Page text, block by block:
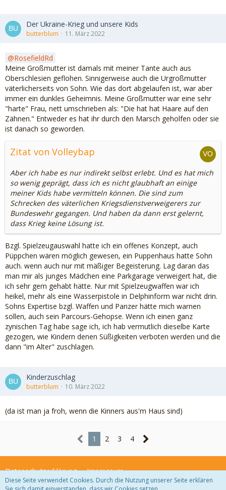
Der Ukraine-Krieg und unsere Kids
butterblum 11. März 2022
RosefieldRd
Meine Großmutter ist damals mit meiner Tante auch aus
Oberschlesien geflohen. Sinnigerweise auch die Urgroßmutter
väterlicherseits von Sohn. Wie das dort abgelaufen ist, war aber
immer ein dunkles Geheimnis. Meine Großmutter war eine sehr
"harte" Frau, nett umschrieben als: "Die hat hat Haare auf den
Zähnen." Entweder es hat ihr durch den Marsch geholfen oder sie
ist danach so geworden.
Zitat von Volleybap
Aber ich habe es nur indirekt selbst erlebt. Und es hat mich
so wenig geprägt, dass ich es nicht glaubhaft an einige
meiner Kids habe vermitteln können. Die sind zum
Schrecken des väterlichen Kriegsdienstverweigerers zur
Bundeswehr gegangen. Und haben da dann erst gelernt,
dass Krieg keine Lösung ist.
Bzgl. Spielzeugauswahl hatte ich ein offenes Konzept, auch
Püppchen wären möglich gewesen, ein Puppenhaus hatte Sohn
auch. wenn auch nur mit mäßiger Begeisterung. Lag daran das
man mir als junges Mädchen eine Parkgarage verweigert hat, die
ich sehr gern gehabt hätte. Nur mit Spielzeugwaffen war ich
heikel, mehr als eine Wasserpistole in Delphinform war nicht drin.
Sohns Expertise bzgl. Waffen und Panzer hätte mich warnen
sollen, auch sein Parcours-Gehopse. Wenn ich einen ganz
zynischen Tag habe sage ich, ich hab vermutlich dieselbe Karte
gezogen, wie Kindern denen Süßigkeiten verboten werden und die
dann "im Alter" zuschlagen.
Kinderzuschlag
butterblum 10. März 2022
(da ist man ja froh, wenn die Kinners aus'm Haus sind)
1 2 3 4
Datenschutzerklärung Impressum
Diese Seite verwendet Cookies. Durch die Nutzung unserer Seite erklären